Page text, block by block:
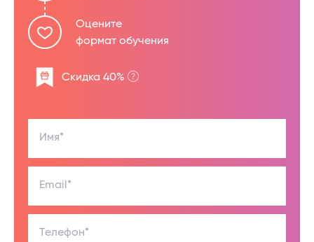
Оцените
формат обучения
Скидка 40%
Имя*
Email*
Телефон*